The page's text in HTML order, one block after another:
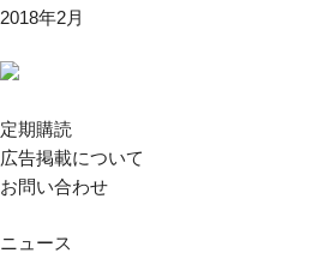
2018年2月
定期購読
広告掲載について
お問い合わせ
ニュース